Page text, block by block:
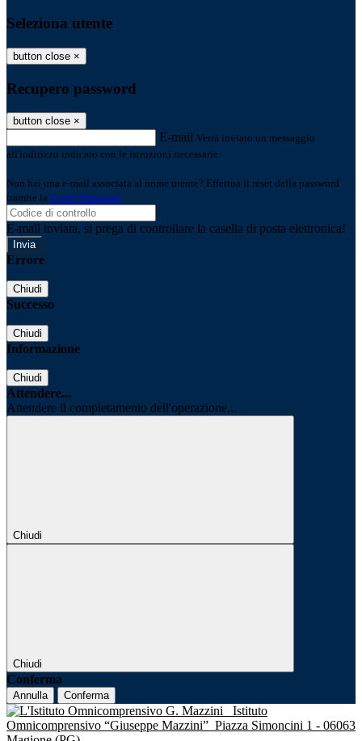
Seleziona utente
button close ×
Recupero password
button close ×
E-mail Verrà inviato un messaggio
all'indirizzo indicato con le istruzioni necessarie.
Non hai una e-mail associata al nome utente? Effettua il reset della password
tramite la Login Spaggiari
E-mail inviata, si prega di controllare la casella di posta elettronica!
Errore
Chiudi
Successo
Chiudi
Informazione
Chiudi
Attendere...
Attendere il completamento dell'operazione...
Chiudi
Chiudi
Conferma
Annulla Conferma
Istituto
Omnicomprensivo “Giuseppe Mazzini” Piazza Simoncini 1 - 06063